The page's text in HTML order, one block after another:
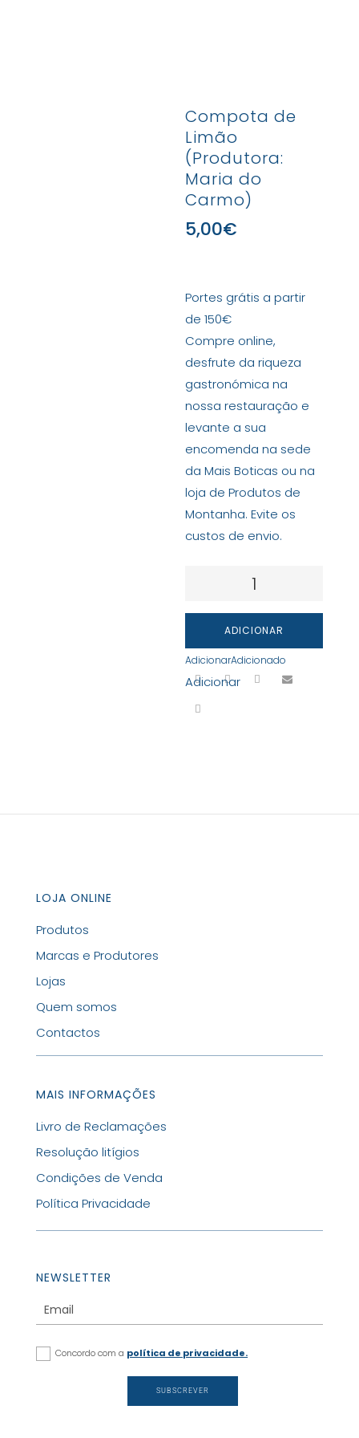
Compota de
Limão
(Produtora:
Maria do
Carmo)
5,00€
Portes grátis a partir
de 150€
Compre online,
desfrute da riqueza
gastronómica na
nossa restauração e
levante a sua
encomenda na sede
da Mais Boticas ou na
loja de Produtos de
Montanha. Evite os
custos de envio.
Quantidade
Limão
(Produtora:
Maria
ADICIONAR
AdicionarAdicionado
Adicionar
LOJA ONLINE
Produtos
Marcas e Produtores
Lojas
Quem somos
Contactos
MAIS INFORMAÇÕES
Livro de Reclamações
Resolução litígios
Condições de Venda
Política Privacidade
NEWSLETTER
Concordo com a política de privacidade.
SUBSCREVER